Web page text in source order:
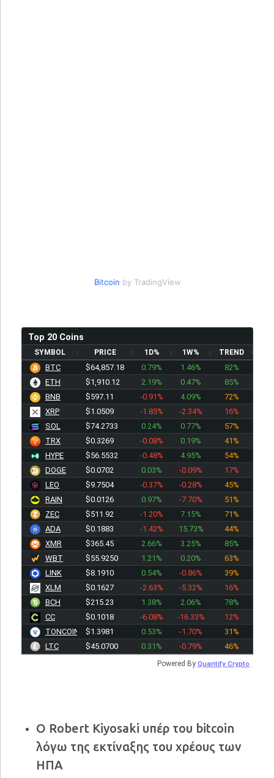
Bitcoin by TradingView
Top 20 Coins
SYMBOL PRICE 1D% 1W% TREND
BTC $64,857.18 0.79% 1.46%
82%
ETH
$1,910.12 2.19% 0.47%
85%
BNB
$597.11 -0.91% 4.09%
72%
XRP
$1.0510 -1.85% -2.34%
16%
SOL
$74.2733 0.24% 0.77%
57%
TRX
$0.3269 -0.08% 0.19%
41%
HYPE
$56.5391 -0.48% 4.95%
54%
DOGE
$0.0702 0.03% -0.09%
17%
LEO
$9.7504 -0.37% -0.28%
45%
RAIN
$0.0126 0.97% -7.70%
51%
ZEC
$512.06 -1.20% 7.15%
71%
ADA
$0.1883 -1.42% 15.73%
44%
XMR
$365.45 2.66% 3.25%
85%
WBT
$55.9250 1.21% 0.20%
63%
LINK
$8.1910 0.54% -0.86%
39%
XLM
$0.1627 -2.63% -5.32%
16%
BCH
$215.23 1.38% 2.06%
78%
CC
$0.1018 -6.08% -16.33%
12%
TONCOIN
$1.3981 0.53% -1.70%
31%
LTC
$45.0700 0.31% -0.79% 46%
Powered By Quantify Crypto
Ο Robert Kiyosaki υπέρ του bitcoin
λόγω της εκτίναξης του χρέους των
ΗΠΑ